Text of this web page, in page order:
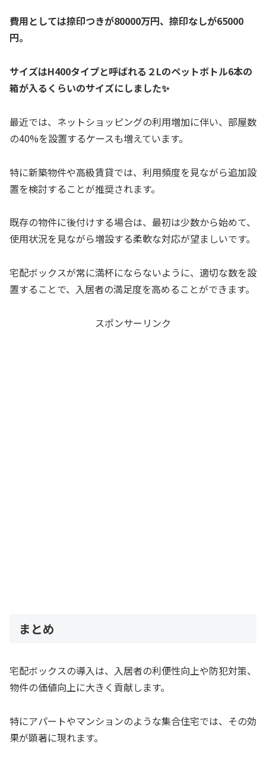
費用としては捺印つきが80000万円、捺印なしが65000
円。
サイズはH400タイプと呼ばれる２Lのペットボトル6本の
箱が入るくらいのサイズにしました✨
最近では、ネットショッピングの利用増加に伴い、部屋数
の40%を設置するケースも増えています。
特に新築物件や高級賃貸では、利用頻度を見ながら追加設
置を検討することが推奨されます。
既存の物件に後付けする場合は、最初は少数から始めて、
使用状況を見ながら増設する柔軟な対応が望ましいです。
宅配ボックスが常に満杯にならないように、適切な数を設
置することで、入居者の満足度を高めることができます。
スポンサーリンク
まとめ
宅配ボックスの導入は、入居者の利便性向上や防犯対策、
物件の価値向上に大きく貢献します。
特にアパートやマンションのような集合住宅では、その効
果が顕著に現れます。